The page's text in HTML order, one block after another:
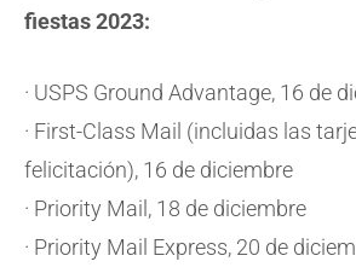
fiestas 2023:
· USPS Ground Advantage, 16 de
· First-Class Mail (incluidas las
felicitación), 16 de diciembre
· Priority Mail, 18 de diciembre
· Priority Mail Express, 20 de